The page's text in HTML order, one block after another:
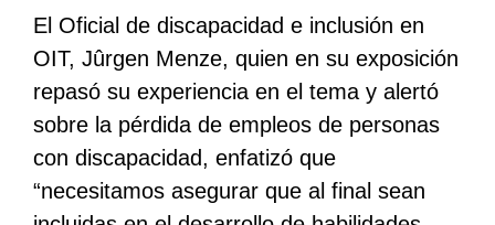
El Oficial de discapacidad e inclusión en
OIT, Jûrgen Menze, quien en su exposición
repasó su experiencia en el tema y alertó
sobre la pérdida de empleos de personas
con discapacidad, enfatizó que
“necesitamos asegurar que al final sean